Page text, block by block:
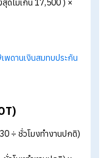
นสังคม + ภาษี + รายการ
าง ๆ)